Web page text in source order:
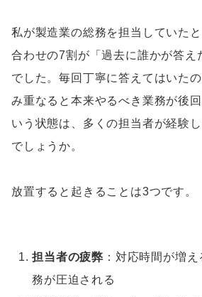
私が製造業の総務を担当していた
合わせの7割が「過去に誰かが答え
でした。毎回丁寧に答えてはいた
み重なると本来やるべき業務が後
いう状態は、多くの担当者が経験
でしょうか。
放置すると起きることは3つです。
担当者の疲弊 ：対応時間が増
務が圧迫される